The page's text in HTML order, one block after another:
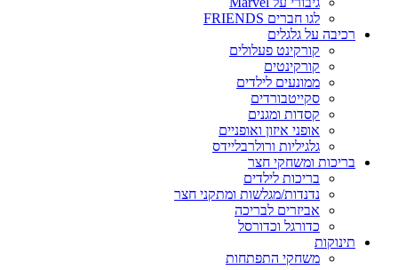
לגו חברים FRIENDS
רכיבה על גלגלים
קורקינט פעלולים
קורקינטים
ממונעים לילדים
סקייטבורדים
קסדות ומגנים
אופני איזון ואופניים
גלגיליות ורולרבליידס
בריכות ומשחקי חצר
בריכות לילדים
נדנדות/מגלשות ומתקני חצר
אביזרים לבריכה
כדורגל וכדורסל
תינוקות
משחקי התפתחות